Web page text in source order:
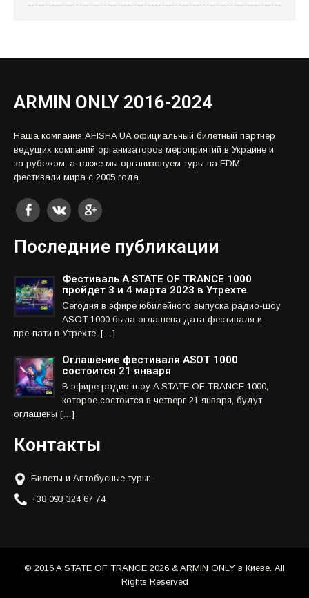
ARMIN ONLY 2016-2024
Наша компания AFISHA UA официальный билетный партнер
ведущих компаний организаторов мероприятий в Украине и
за рубежом, а также мы организовуем туры на EDM
фестивали мира с 2005 года.
Последние публикации
Фестиваль A STATE OF TRANCE 1000
пройдет 3 и 4 марта 2023 в Утрехте
Сегодня в эфире юбилейного выпуска радио-шоу
ASOT 1000 была оглашена дата фестиваля и
пре-пати в Утрехте, […]
Оглашение фестиваля ASOT 1000
состоится 21 января
В эфире радио-шоу A STATE OF TRANCE 1000,
которое состоится в четверг 21 января, будут
оглашены […]
Контакты
Билеты и Автобусные туры:
+38 093 324 67 74
© 2016 A STATE OF TRANCE 2026 & ARMIN ONLY в Киеве. All
Rights Reserved